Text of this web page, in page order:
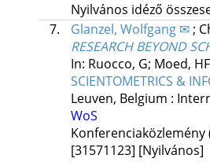
Nyilvános idéző
7.
Glanzel, Wolfgang ✉;
RESEARCH BEYOND
In: Ruocco, G; Moed,
SCIENTOMETRICS &
Leuven, Belgium :
WoS
[31571123] [Nyilvános]